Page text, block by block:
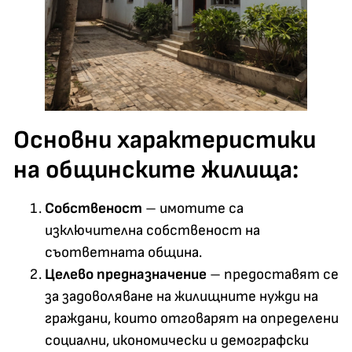
Основни характеристики
на общинските жилища:
Собственост – имотите са
изключителна собственост на
съответната община.
Целево предназначение – предоставят се
за задоволяване на жилищните нужди на
граждани, които отговарят на определени
социални, икономически и демографски